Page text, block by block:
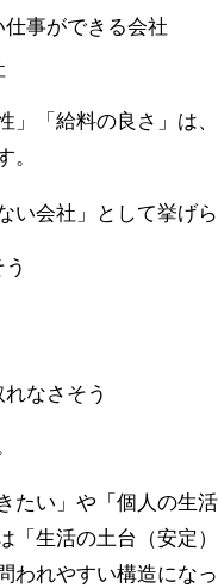
仕事ができる会社
」「給料の良さ」は
。
い会社」として挙げら
なさそう
たい」や「個人の生
「生活の土台（安定
われやすい構造にな